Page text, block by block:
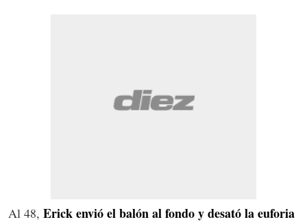
Al 48, Erick envió el balón al fondo y desató la euforia